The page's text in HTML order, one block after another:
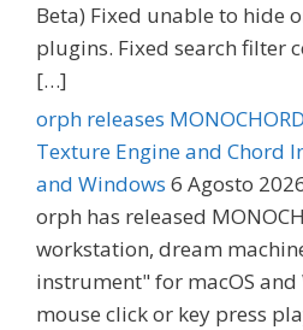
Beta) Fixed unable to hide
plugins. Fixed search filter
[…]
orph releases
Texture Engine and Chord
and Windows 6 Agosto
orph has released
workstation, dream
instrument" for macOS and
mouse click or key press